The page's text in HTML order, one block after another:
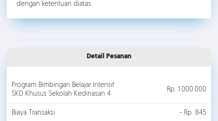
dengan ketentuan diatas.
Detail Pesanan
Program Bimbingan Belajar Intensif
SKD Khusus Sekolah Kedinasan 4
Rp. 1.000.000
Biaya Transaksi - Rp. 845